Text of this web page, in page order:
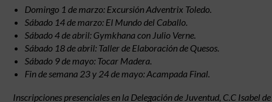
Domingo 1 de marzo: Excursión Adventrix Toledo.
Sábado 14 de marzo: El Mundo del Caballo.
Sábado 4 de abril: Gymkhana con Julio Verne.
Sábado 18 de abril: Taller de Elaboración de Quesos.
Sábado 9 de mayo: Tocar Madera.
Fin de semana 23 y 24 de mayo: Acampada Final.
Inscripciones presenciales en la Delegación de Juventud, C.C Isabel